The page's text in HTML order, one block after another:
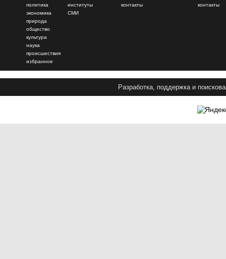
политика
экономика
природа
общество
культура
наука
происшествия
избранное
институты
СМИ
контакты
контакты
Разработка, поддержка и